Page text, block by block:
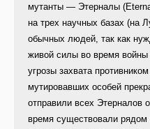
мутанты — Этерналы
на трех научных базах (на
обычных людей, так как
живой силы во время
угрозы захвата
мутировавших особей
отправили всех Этерналов
время существовали